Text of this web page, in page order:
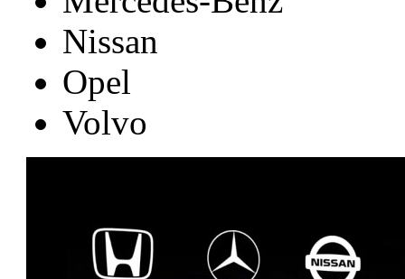
Nissan
Opel
Volvo